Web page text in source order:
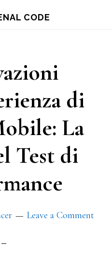
CODE
di
La
Test di
Leave a Comment